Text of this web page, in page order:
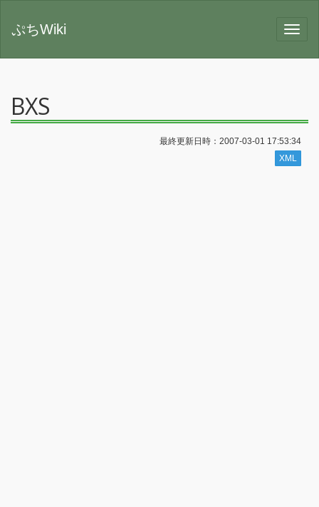
ぷちWiki
BXS
最終更新日時：2007-03-01 17:53:34
XML